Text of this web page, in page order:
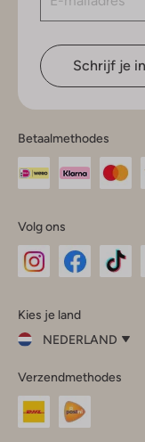
Schrijf je in
Betaalmethodes
Volg ons
InstagramFacebook
Kies je land
NEDERLAND
je
land
Nederland
Verzendmethodes